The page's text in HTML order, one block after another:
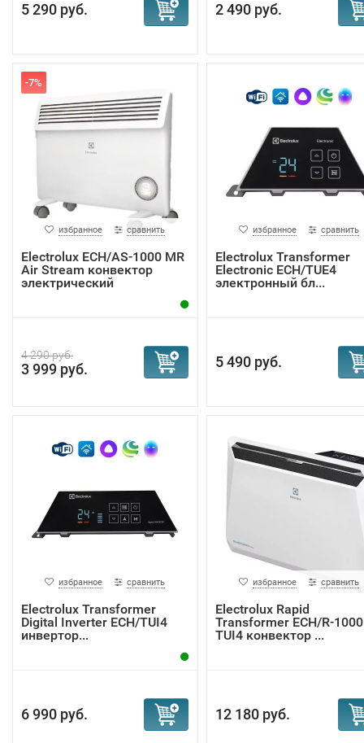
5 290 руб. 2 490 руб.
-7%
избранное сравнить
Electrolux ECH/AS-1000 MR
Air Stream конвектор
электрический
4 290 руб.
3 999 руб.
избранное сравнить
Electrolux Transformer
Electronic ECH/TUE4
электронный бл...
5 490 руб.
избранное сравнить
Electrolux Transformer
Digital Inverter ECH/TUI4
инвертор...
6 990 руб.
избранное сравнить
Electrolux Rapid
Transformer ECH/R-1000
TUI4 конвектор ...
12 180 руб.